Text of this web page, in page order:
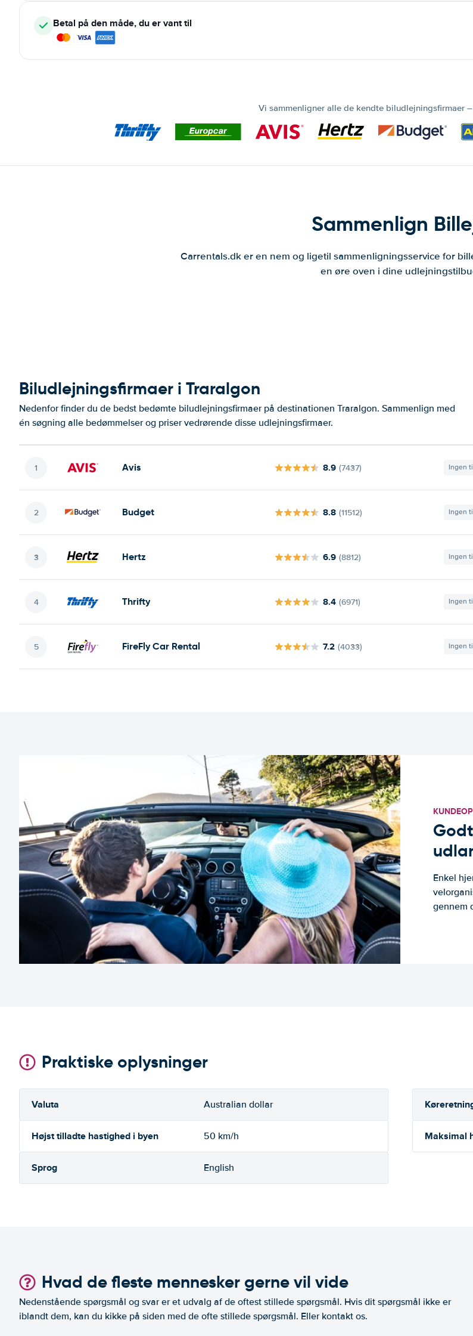
Betal på den måde, du er vant til
Vi sammenligner alle de kendte biludlejningsfirmaer
Sammenlign
Carrentals.dk er en nem og ligetil sammenligningsservice for
en øre oven i dine
Biludlejningsfirmaer i Traralgon
Nedenfor finder du de bedst bedømte biludlejningsfirmaer på destinationen Traralgon. Sammenlign med
én søgning alle bedømmelser og priser vedrørende disse udlejningsfirmaer.
Avis 8.9 (7437) Ingen
Budget 8.8 (11512) Ingen
Hertz 6.9 (8812) Ingen
Thrifty 8.4 (6971) Ingen
FireFly Car Rental 7.2 (4033) Ingen
Enkel
gennem
Praktiske oplysninger
Valuta Australian dollar
Højst tilladte hastighed i byen 50 km/h Maksimal
Sprog English
Hvad de fleste mennesker gerne vil vide
Nedenstående spørgsmål og svar er et udvalg af de oftest stillede spørgsmål. Hvis dit spørgsmål ikke er
iblandt dem, kan du kikke på siden med de ofte stillede spørgsmål. Eller kontakt os.